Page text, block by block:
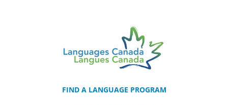
FIND A LANGUAGE PROGRAM